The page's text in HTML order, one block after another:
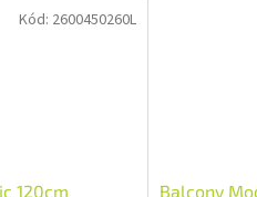
120cm
Kód: 2600450260L
Balcony